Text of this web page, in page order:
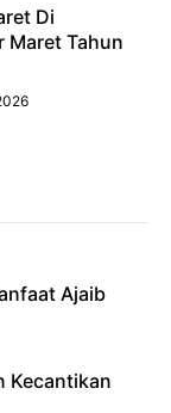
Di
Maret Tahun
Ajaib
Kecantikan